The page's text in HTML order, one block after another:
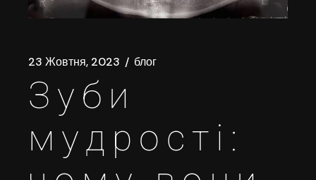
23 Жовтня, 2023 блог
Зуби
мудрості: